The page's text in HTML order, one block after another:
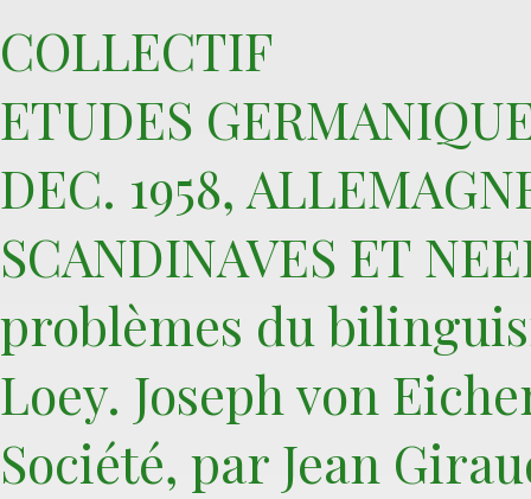
‎COLLECTIF‎
‎ETUDES
DEC. 1958,
SCANDINAVES ET
problèmes du
Loey. Joseph von
Société, par Jean